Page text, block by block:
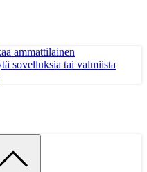
ammattilainen
sovelluksia tai valmiista